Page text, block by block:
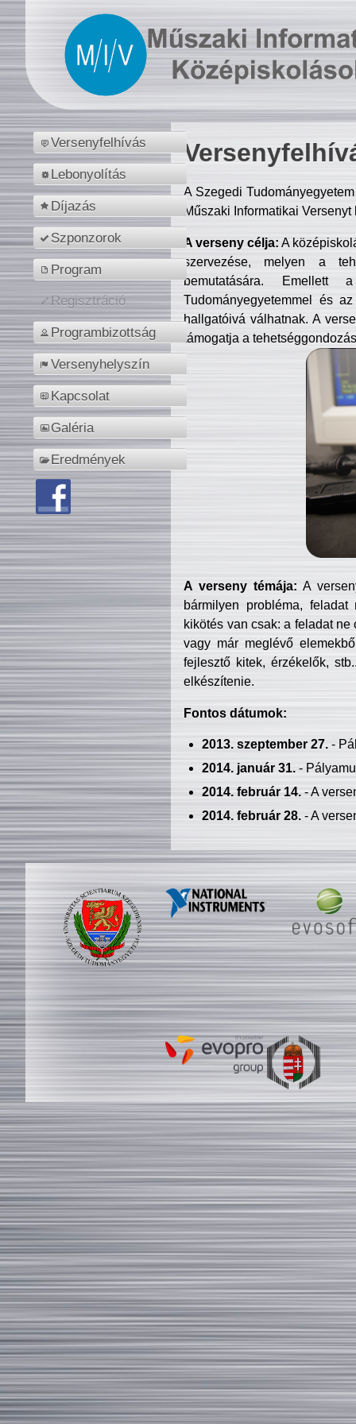
Versenyfelhívás
Lebonyolítás
Díjazás
Szponzorok
Program
Regisztráció
Programbizottság
Versenyhelyszín
Kapcsolat
Galéria
Eredmények
A Szegedi
Műszaki Informatikai
A verseny célja: A
szervezése, melyen a
bemutatására. Emellett
Tudományegyetemmel és
hallgatóivá válhatnak. A
támogatja a
A verseny témája: A
bármilyen probléma, feladat
kikötés van csak: a feladat
vagy már meglévő
fejlesztő kitek, érzékelők,
elkészítenie.
Fontos dátumok:
2013. szeptember 27.-
2014. január 31.-
2014. február 14.- A
2014. február 28.- A